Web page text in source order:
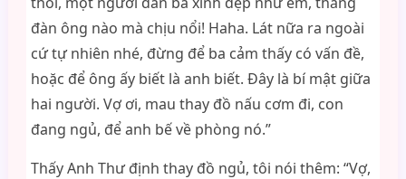
đàn ông nào mà chịu nổi! Haha. Lát nữa ra ngoài
cứ tự nhiên nhé, đừng để ba cảm thấy có vấn đề,
hoặc để ông ấy biết là anh biết. Đây là bí mật giữa
hai người. Vợ ơi, mau thay đồ nấu cơm đi, con
đang ngủ, để anh bế về phòng nó.”
Thấy Anh Thư định thay đồ ngủ, tôi nói thêm: “Vợ,